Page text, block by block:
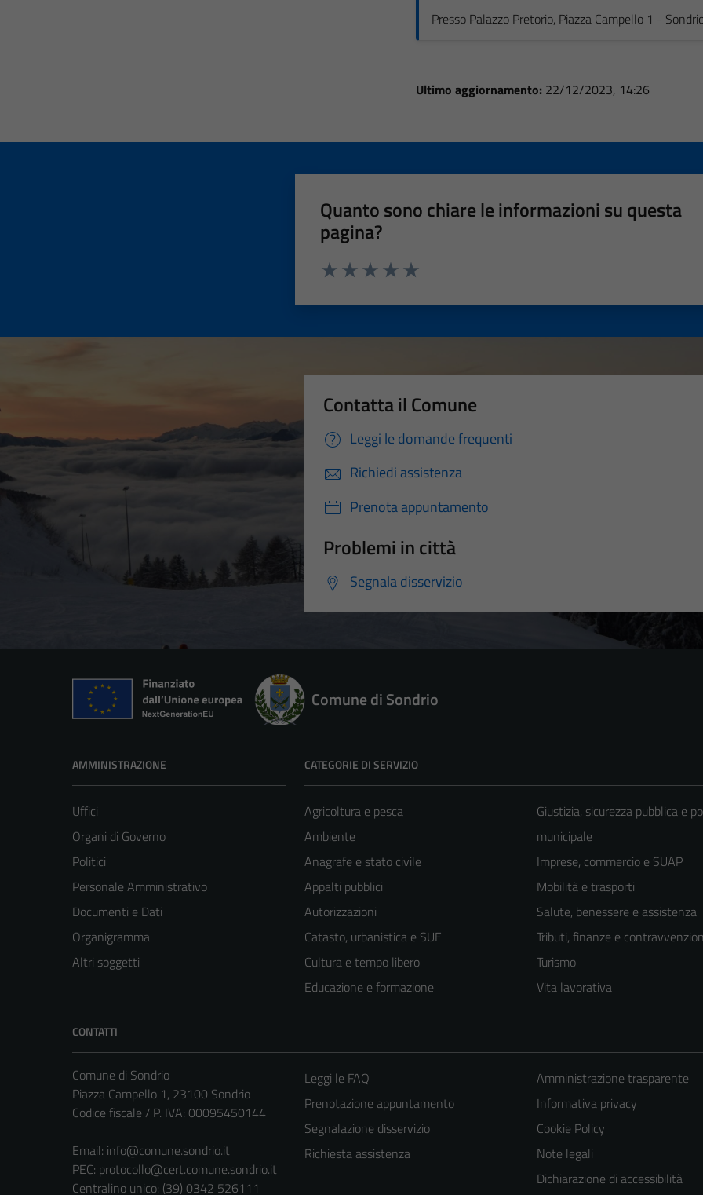
Presso Palazzo Pretorio, Piazza Campello 1 -
Ultimo aggiornamento: 22/12/2023, 14:26
Quanto sono chiare le informazioni su questa
pagina?
Contatta il Comune
Leggi le domande frequenti
Richiedi assistenza
Prenota appuntamento
Problemi in città
Segnala disservizio
Comune di Sondrio
AMMINISTRAZIONE
Uffici
Organi di Governo
Politici
Personale Amministrativo
Documenti e Dati
Organigramma
Altri soggetti
CATEGORIE DI SERVIZIO
Agricoltura e pesca
Ambiente
Anagrafe e stato civile
Appalti pubblici
Autorizzazioni
Catasto, urbanistica e SUE
Cultura e tempo libero
Educazione e formazione
Giustizia, sicurezza pubblica e
municipale
Imprese, commercio e SUAP
Mobilità e trasporti
Salute, benessere e assistenza
Tributi, finanze e
Turismo
Vita lavorativa
CONTATTI
Comune di Sondrio
Piazza Campello 1, 23100 Sondrio
Codice fiscale / P. IVA: 00095450144
Email: info@comune.sondrio.it
PEC: protocollo@cert.comune.sondrio.it
Centralino unico: (39) 0342 526111
Leggi le FAQ
Prenotazione appuntamento
Segnalazione disservizio
Richiesta assistenza
Amministrazione trasparente
Informativa privacy
Cookie Policy
Note legali
Dichiarazione di accessibilità